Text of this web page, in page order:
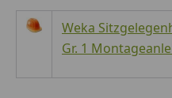
Weka
Gr. 1